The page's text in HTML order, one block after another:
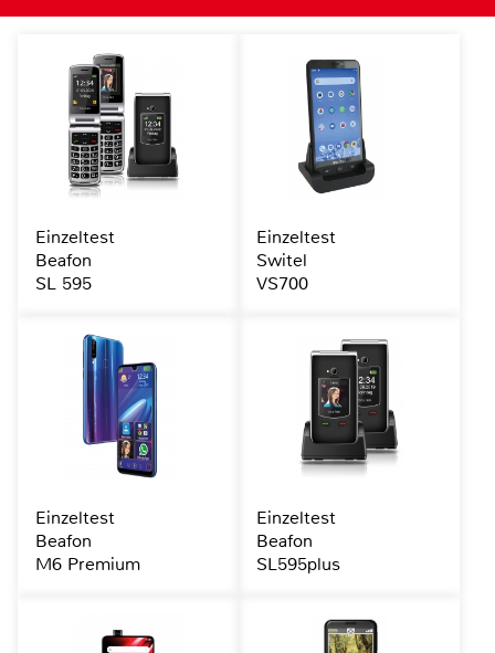
Einzeltest
Beafon
SL 595
Einzeltest
Switel
VS700
Einzeltest
Beafon
M6 Premium
Einzeltest
Beafon
SL595plus